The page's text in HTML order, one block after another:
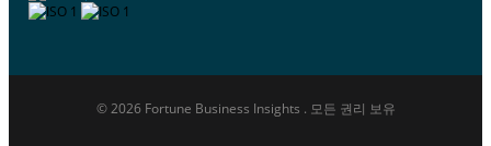
© 2026 Fortune Business Insights . 모든 권리 보유